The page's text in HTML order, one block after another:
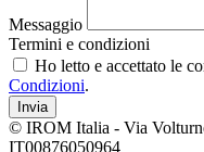
Messaggio
Termini e condizioni
Ho letto e accettato le
Condizioni.
Invia
© IROM Italia - Via
IT00876050964